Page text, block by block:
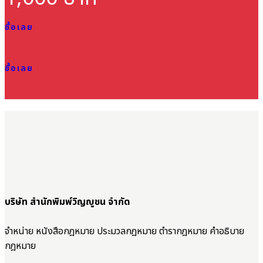
ซื้อเลย
ซื้อเลย
บริษัท สำนักพิมพ์วิญญูชน จำกัด
จำหน่าย หนังสือกฎหมาย ประมวลกฎหมาย ตำรากฎหมาย คำอธิบาย
กฎหมาย